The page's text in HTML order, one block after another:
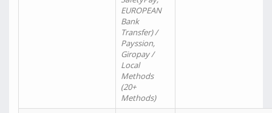
EUROPEAN
Bank
Transfer) /
Payssion,
Giropay /
Local
Methods
(20+
Methods)